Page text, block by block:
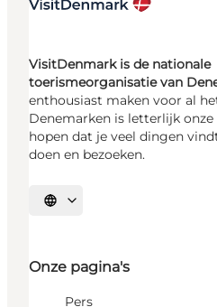
VisitDenmark is de nationale
toerismeorganisatie van
enthousiast maken voor al
Denemarken is letterlijk onze
hopen dat je veel dingen
doen en bezoeken.
Selecteer taal
Onze pagina's
Pers